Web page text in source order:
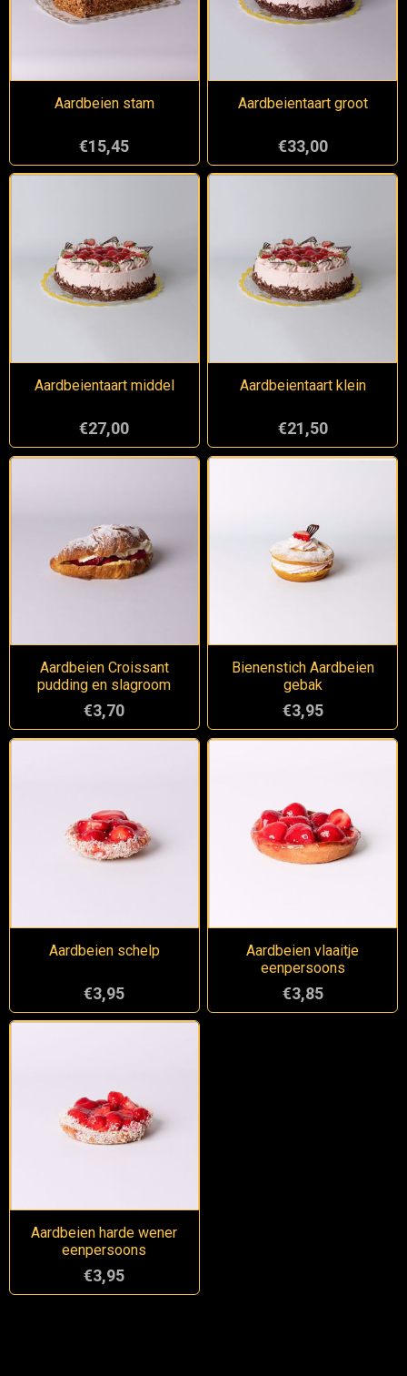
Aardbeien stam
€15,45
Aardbeientaart groot
€33,00
Aardbeientaart middel
€27,00
Aardbeientaart klein
€21,50
Aardbeien Croissant
pudding en slagroom
€3,70
Bienenstich Aardbeien
gebak
€3,95
Aardbeien schelp
€3,95
Aardbeien vlaaitje
eenpersoons
€3,85
Aardbeien harde wener
eenpersoons
€3,95